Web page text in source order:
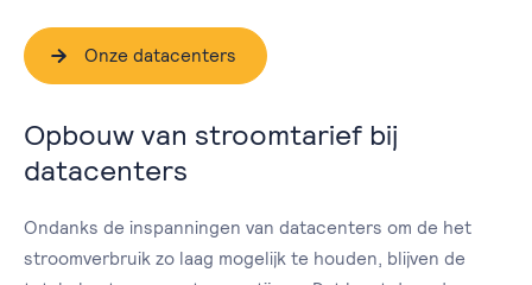
Onze datacenters
Opbouw van stroomtarief bij
datacenters
Ondanks de inspanningen van datacenters om de het
stroomverbruik zo laag mogelijk te houden, blijven de